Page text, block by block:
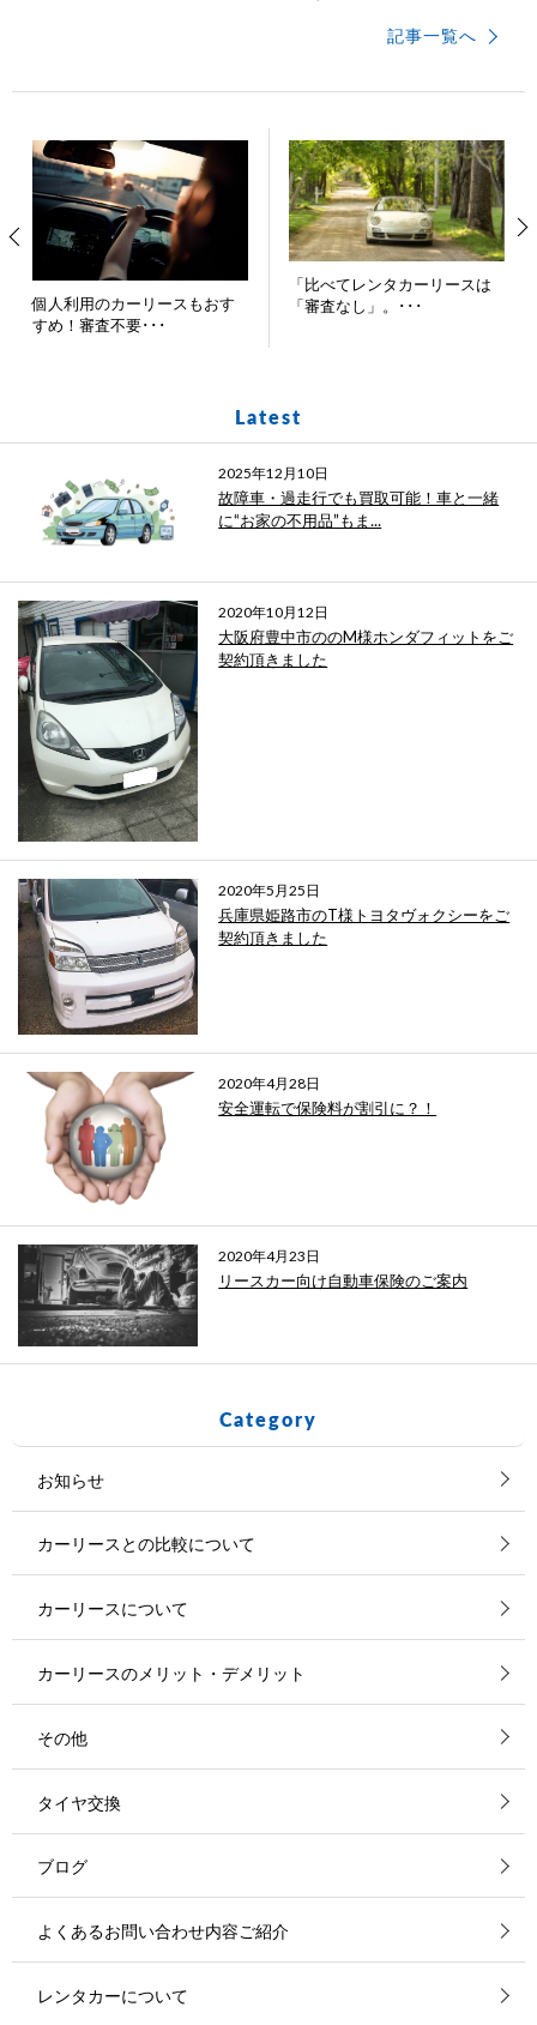
記事一覧へ
個人利用のカーリースもおす
すめ！審査不要･･･
「比べてレンタカーリースは
「審査なし」。･･･
Latest
2025年12月10日
故障車・過走行でも買取可能！車と一緒
に“お家の不用品”もま...
2020年10月12日
大阪府豊中市ののM様ホンダフィットをご
契約頂きました
2020年5月25日
兵庫県姫路市のT様トヨタヴォクシーをご
契約頂きました
2020年4月28日
安全運転で保険料が割引に？！
2020年4月23日
リースカー向け自動車保険のご案内
Category
お知らせ
カーリースとの比較について
カーリースについて
カーリースのメリット・デメリット
その他
タイヤ交換
ブログ
よくあるお問い合わせ内容ご紹介
レンタカーについて